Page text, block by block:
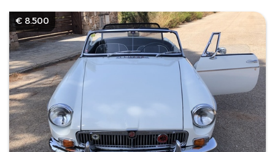
€ 8.500